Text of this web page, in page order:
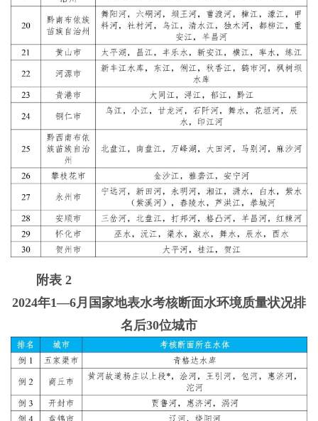
附表 2
2024年1—6月国家地表水考核断面水环境质量状况排
名后30位城市